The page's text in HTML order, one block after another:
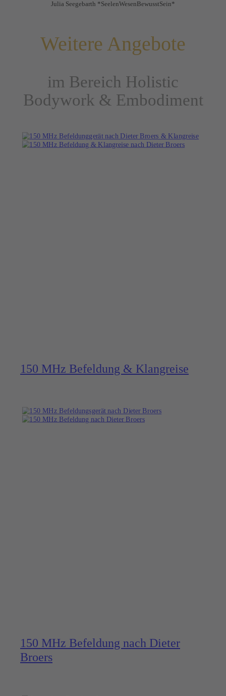
Julia Seegebarth *SeelenWesenBewusstSein*
Weitere Angebote
im Bereich Holistic
Bodywork & Embodiment
150 MHz Befeldung & Klangreise
150 MHz Befeldung nach Dieter
Broers